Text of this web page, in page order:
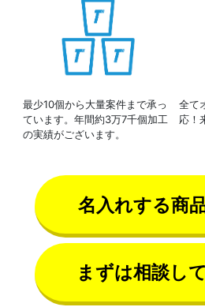
最少10個から大量案件まで承っ
ています。年間約3万7千個加工
の実績がございます。
全て
応！
名入れする商
まずは相談し